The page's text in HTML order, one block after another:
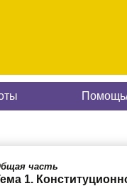
Помощь/
часть
1.